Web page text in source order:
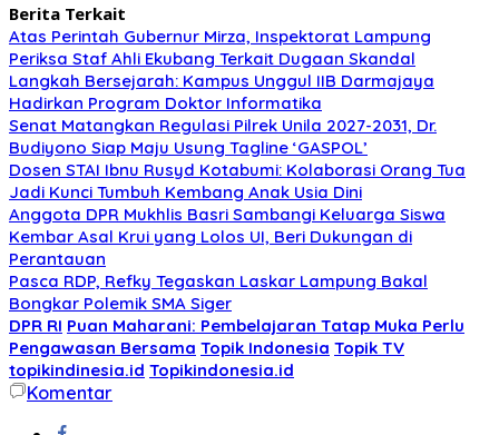
Berita Terkait
Atas Perintah Gubernur Mirza, Inspektorat Lampung
Periksa Staf Ahli Ekubang Terkait Dugaan Skandal
Langkah Bersejarah: Kampus Unggul IIB Darmajaya
Hadirkan Program Doktor Informatika
Senat Matangkan Regulasi Pilrek Unila 2027-2031, Dr.
Budiyono Siap Maju Usung Tagline ‘GASPOL’
Dosen STAI Ibnu Rusyd Kotabumi: Kolaborasi Orang Tua
Jadi Kunci Tumbuh Kembang Anak Usia Dini
Anggota DPR Mukhlis Basri Sambangi Keluarga Siswa
Kembar Asal Krui yang Lolos UI, Beri Dukungan di
Perantauan
Pasca RDP, Refky Tegaskan Laskar Lampung Bakal
Bongkar Polemik SMA Siger
DPR RI Puan Maharani: Pembelajaran Tatap Muka Perlu
Pengawasan Bersama Topik Indonesia Topik TV
topikindinesia.id Topikindonesia.id
Komentar